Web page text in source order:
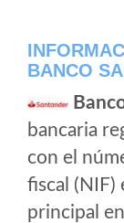
BANCO
bancaria
con el
fiscal (NIF)
principal en